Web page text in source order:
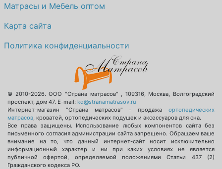
Матрасы и Мебель оптом
Карта сайта
Политика конфиденциальности
© 2010-2026.ООО "Страна матрасов" , 109316, Москва, Волгоградский
проспект, дом 47. E-mail: kd@stranamatrasov.ru
Интернет-магазин "Страна матрасов" - продажа ортопедических
матрасов, кроватей, ортопедических подушек и аксессуаров для сна.
Все права защищены. Использование любых компонентов сайта без
письменного согласия администрации сайта запрещено. Обращаем ваше
внимание на то, что данный интернет-сайт носит исключительно
информационный характер и ни при каких условиях не является
публичной офертой, определяемой положениями Статьи 437 (2)
Гражданского кодекса РФ.